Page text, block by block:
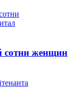
сотни женщин